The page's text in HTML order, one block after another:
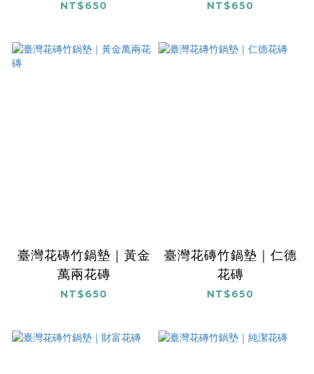
NT$650 NT$650
臺灣花磚竹鍋墊｜黃金
萬兩花磚
NT$650
臺灣花磚竹鍋墊｜仁德
花磚
NT$650